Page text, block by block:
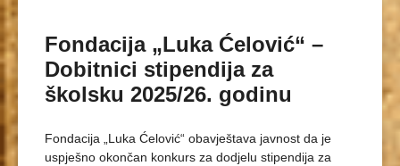
Fondacija „Luka Ćelović“ –
Dobitnici stipendija za
školsku 2025/26. godinu
Fondacija „Luka Ćelović“ obavještava javnost da je
uspješno okončan konkurs za dodjelu stipendija za